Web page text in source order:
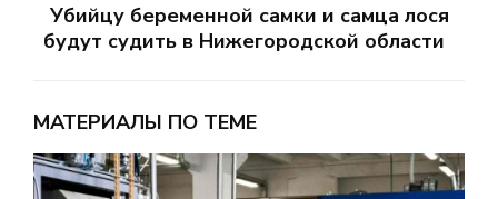
Убийцу беременной самки и самца лося
будут судить в Нижегородской области
МАТЕРИАЛЫ ПО ТЕМЕ